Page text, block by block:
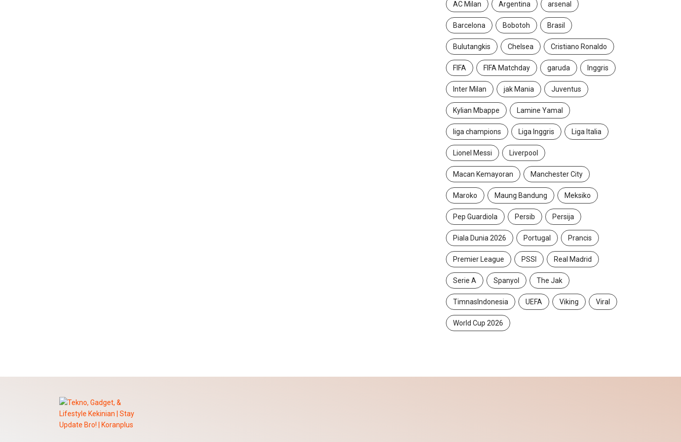
AC Milan Argentina arsenal
Barcelona Bobotoh Brasil
Bulutangkis Chelsea Cristiano Ronaldo
FIFA FIFA Matchday garuda Inggris
Inter Milan jak Mania Juventus
Kylian Mbappe Lamine Yamal
liga champions Liga Inggris Liga Italia
Lionel Messi Liverpool
Macan Kemayoran Manchester City
Maroko Maung Bandung Meksiko
Pep Guardiola Persib Persija
Piala Dunia 2026 Portugal Prancis
Premier League PSSI Real Madrid
Serie A Spanyol The Jak
TimnasIndonesia UEFA Viking Viral
World Cup 2026